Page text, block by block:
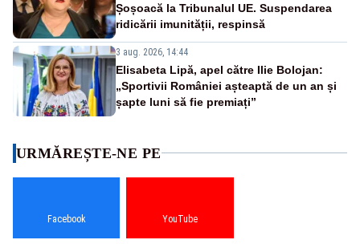
Șoșoacă la Tribunalul UE. Suspendarea
ridicării imunității, respinsă
3 aug. 2026, 14:44
Elisabeta Lipă, apel către Ilie Bolojan:
„Sportivii României așteaptă de un an și
șapte luni să fie premiați”
URMĂREȘTE-NE PE
Facebook YouTube